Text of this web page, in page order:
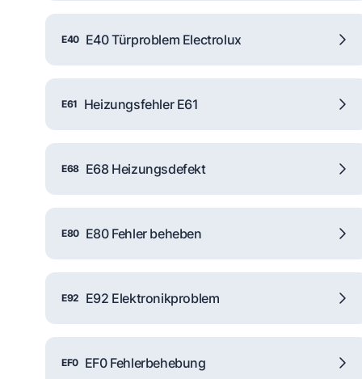
E40 E40 Türproblem Electrolux
E61 Heizungsfehler E61
E68 E68 Heizungsdefekt
E80 E80 Fehler beheben
E92 E92 Elektronikproblem
EF0 EF0 Fehlerbehebung